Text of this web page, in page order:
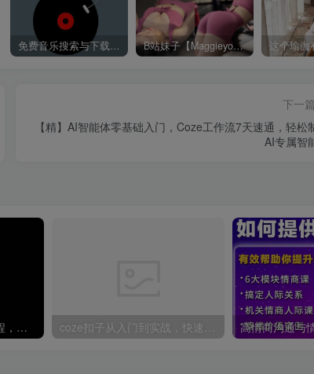
免费音乐搜索与下载平台——歌曲海，轻松找到你喜欢的歌！ B站妹子【Maggieyoo】付费充电视频合集
下一
【精】AI智能体零基础入门，Coze工作流7天速通，轻松
AI专属智
即梦AI全面学习+实战教程，即梦AI一站式AI创作平台 coze扣子从入门到实战，快速掌握AI工作流搭建